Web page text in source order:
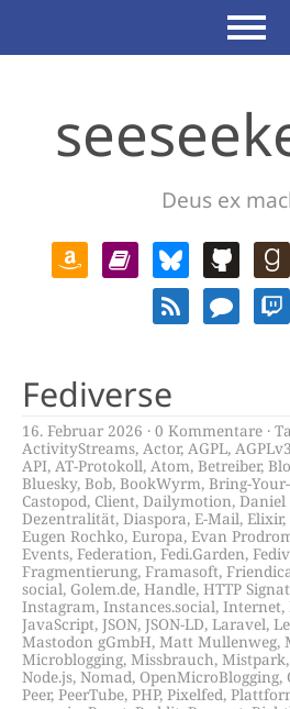
Deus ex
Fediverse
16. Februar 2026 0 Kommentare
ActivityStreams, Actor, AGPL, AGPLv3
API, AT-Protokoll, Atom, Betreiber,
Bluesky, Bob, BookWyrm, Bring-
Castopod, Client, Dailymotion, Daniel
Dezentralität, Diaspora, E-Mail, Elixir,
Eugen Rochko, Europa, Evan
Events, Federation, Fedi.Garden,
Fragmentierung, Framasoft, Friendica
social, Golem.de, Handle, HTTP
Instagram, Instances.social, Internet,
JavaScript, JSON, JSON-LD, Laravel,
Mastodon gGmbH, Matt Mullenweg,
Microblogging, Missbrauch, Mistpark,
Node.js, Nomad, OpenMicroBlogging,
Peer, PeerTube, PHP, Pixelfed,